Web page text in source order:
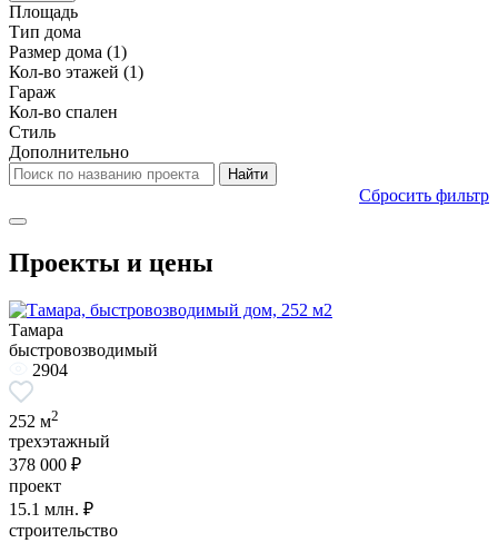
Площадь
Тип дома
Размер дома (1)
Кол-во этажей (1)
Гараж
Кол-во спален
Стиль
Дополнительно
Сбросить фильтр
Проекты и цены
Тамара
быстровозводимый
2904
252 м2
трехэтажный
378 000 ₽
проект
15.1 млн. ₽
строительство